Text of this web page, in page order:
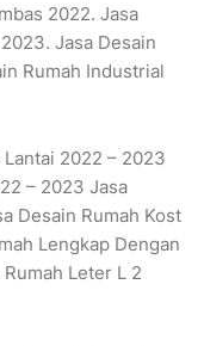
2022. Jasa
Jasa Desain
Rumah Industrial
2022 – 2023
– 2023 Jasa
Desain Rumah Kost
Lengkap Dengan
Leter L 2